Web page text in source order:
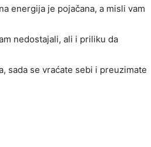
energija je pojačana, a misli vam
nedostajali, ali i priliku da
sada se vraćate sebi i preuzimate